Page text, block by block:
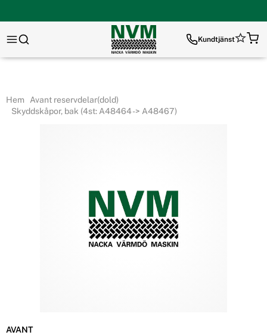
Kundtjänst
Hem
Avant reservdelar(dold)
Skyddskåpor, bak (4st: A48464 -> A48467)
AVANT